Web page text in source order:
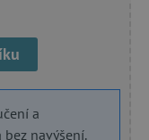
a
navýšení.